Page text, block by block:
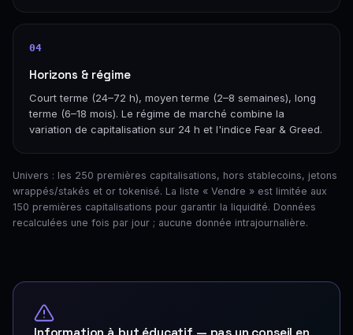
04
Horizons & régime
Court terme (24–72 h), moyen terme (2–8 semaines), long
terme (6–18 mois). Le régime de marché combine la
variation de capitalisation sur 24 h et l'indice Fear & Greed.
Univers : les 250 premières capitalisations, hors stablecoins, jetons
wrappés/stakés et or tokenisé. La liste « Vendre » est limitée aux
150 premières capitalisations pour garantir la liquidité. Données
recalculées une fois par jour ; aucune donnée intrajournalière.